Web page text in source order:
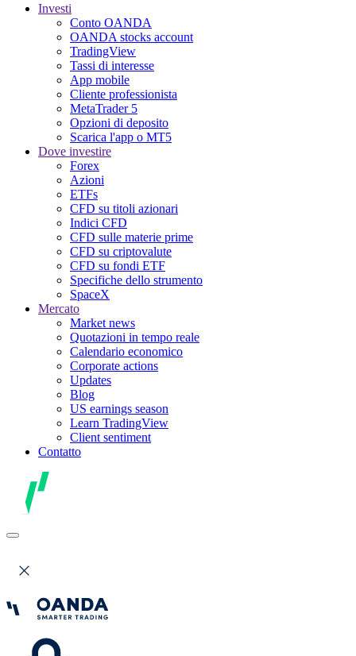
Investi
Conto OANDA
OANDA stocks account
TradingView
Tassi di interesse
App mobile
Cliente professionista
MetaTrader 5
Opzioni di deposito
Scarica l'app o MT5
Dove investire
Forex
Azioni
ETFs
CFD su titoli azionari
Indici CFD
CFD sulle materie prime
CFD su criptovalute
CFD su fondi ETF
Specifiche dello strumento
SpaceX
Mercato
Market news
Quotazioni in tempo reale
Calendario economico
Corporate actions
Updates
Blog
US earnings season
Learn TradingView
Client sentiment
Contatto